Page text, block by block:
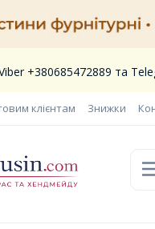
+380685472889 та
клієнтам Знижки